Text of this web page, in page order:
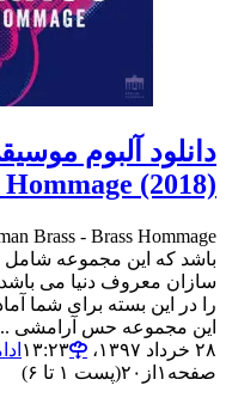
(2018)
سازان معروف دنیا می باشد
را در این بسته برای شما
این مجموعه حس آرامشی
۲۸ خرداد ۱۳۹۷،‏ ۱۳:۲۳
صفحه ۱ از ۲۰(پست ۱ تا ۶)